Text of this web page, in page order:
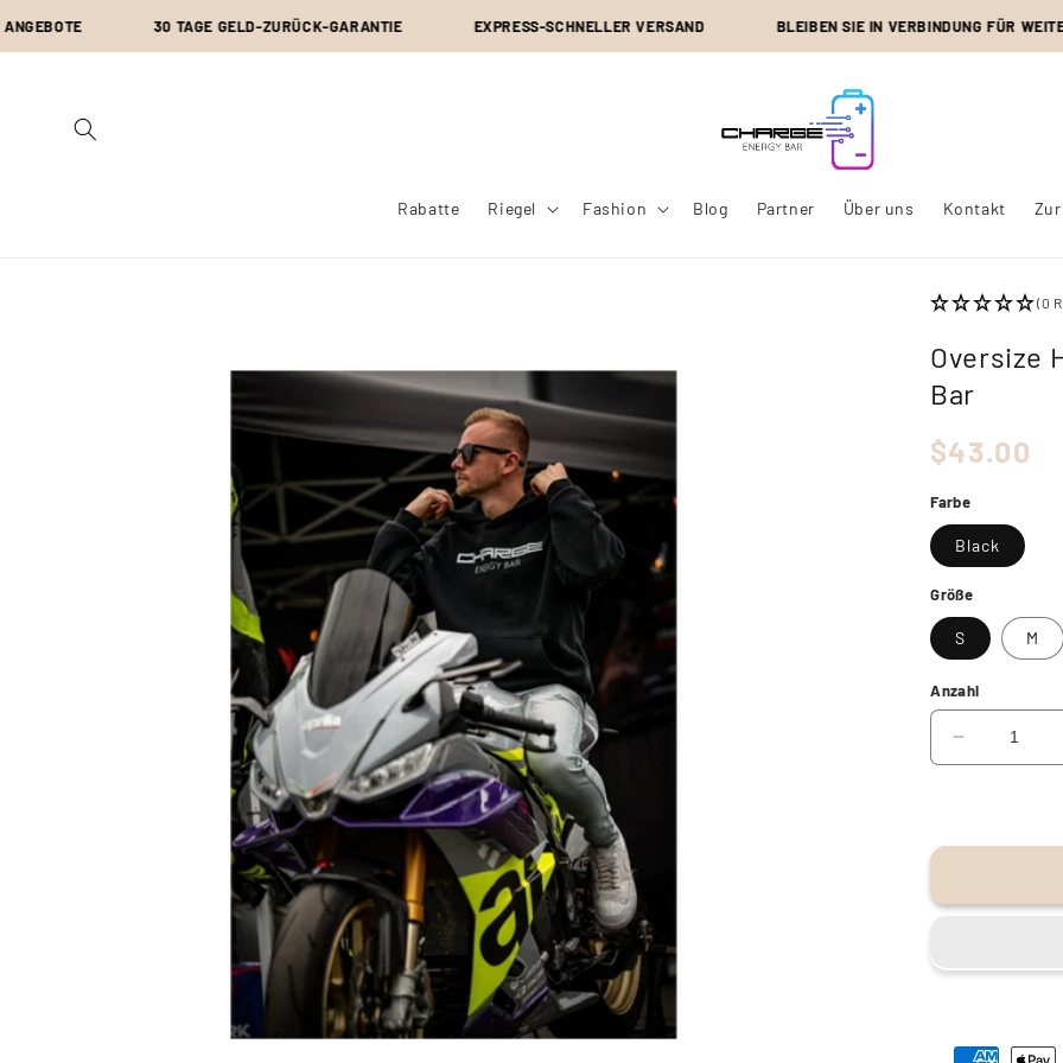
zum
Inhalt
30 TAGE GELD-ZURÜCK-GARANTIE EXPRESS-SCHNELLER VERSAND BLEIBEN SIE IN VERBINDUNG FÜR WEITERE
Rabatte Riegel Fashion Blog Partner Über uns Kontakt
(0
Oversize
Bar
Normaler
$43.00
Farbe
Black
Größe
S M
Anzahl
Verringere
die
Oversize
Energy